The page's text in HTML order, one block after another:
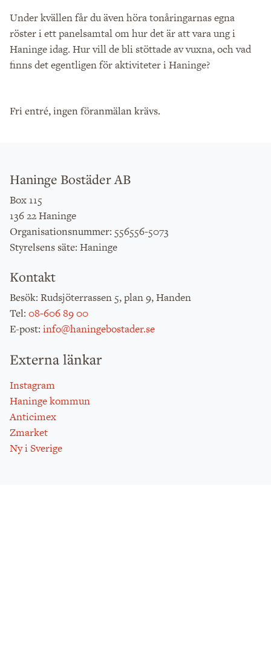
Under kvällen får du även höra tonåringarnas egna
röster i ett panelsamtal om hur det är att vara ung i
Haninge idag. Hur vill de bli stöttade av vuxna, och vad
finns det egentligen för aktiviteter i Haninge?
Fri entré, ingen föranmälan krävs.
Haninge Bostäder AB
Box 115
136 22 Haninge
Organisationsnummer: 556556-5073
Styrelsens säte: Haninge
Kontakt
Besök: Rudsjöterrassen 5, plan 9, Handen
Tel: 08-606 89 00
E-post: info@haningebostader.se
Externa länkar
Instagram
Haninge kommun
Anticimex
Zmarket
Ny i Sverige